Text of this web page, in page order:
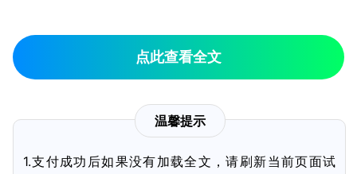
点此查看全文
温馨提示
1.支付成功后如果没有加载全文，请刷新当前页面试